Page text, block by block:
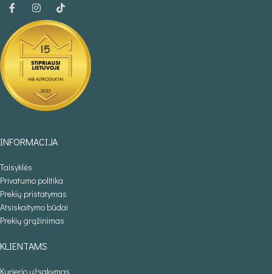
INFORMACIJA
Taisyklės
Privatumo politika
Prekių pristatymas
Atsiskaitymo būdai
Prekių grąžinimas
KLIENTAMS
Kurjerio užsakymas